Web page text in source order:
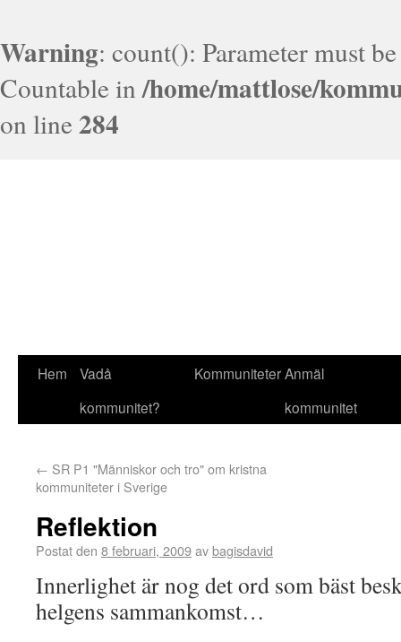
Warning: count(): Parameter must
Countable in/home/mattlose/
on line284
Hem
Vadå
kommunitet?
KommuniteterAnmäl
kommunitet
← SR P1 "Människor och tro" om kristna
kommuniteter i Sverige
Reflektion
Postat den 8 februari, 2009avbagisdavid
Innerlighet är nog det ord som bäst
helgens sammankomst…